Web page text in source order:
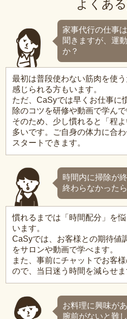
よくあ
家事代行の仕事
聞きますが、運
か？
最初は普段使わない筋肉を使
感じられる方もいます。
ただ、CaSyでは早くお仕事に
除のコツを研修や動画で学んで
そのため、少し慣れると「程
多いです。ご自身の体力に合
スタートできます。
時間内に掃除が
終わらなかった
慣れるまでは「時間配分」を
います。
CaSyでは、お客様との期待値
をサロンや動画で学べます。
また、事前にチャットでお客
ので、当日迷う時間を減らせま
お料理に興味が
腕前がないと難